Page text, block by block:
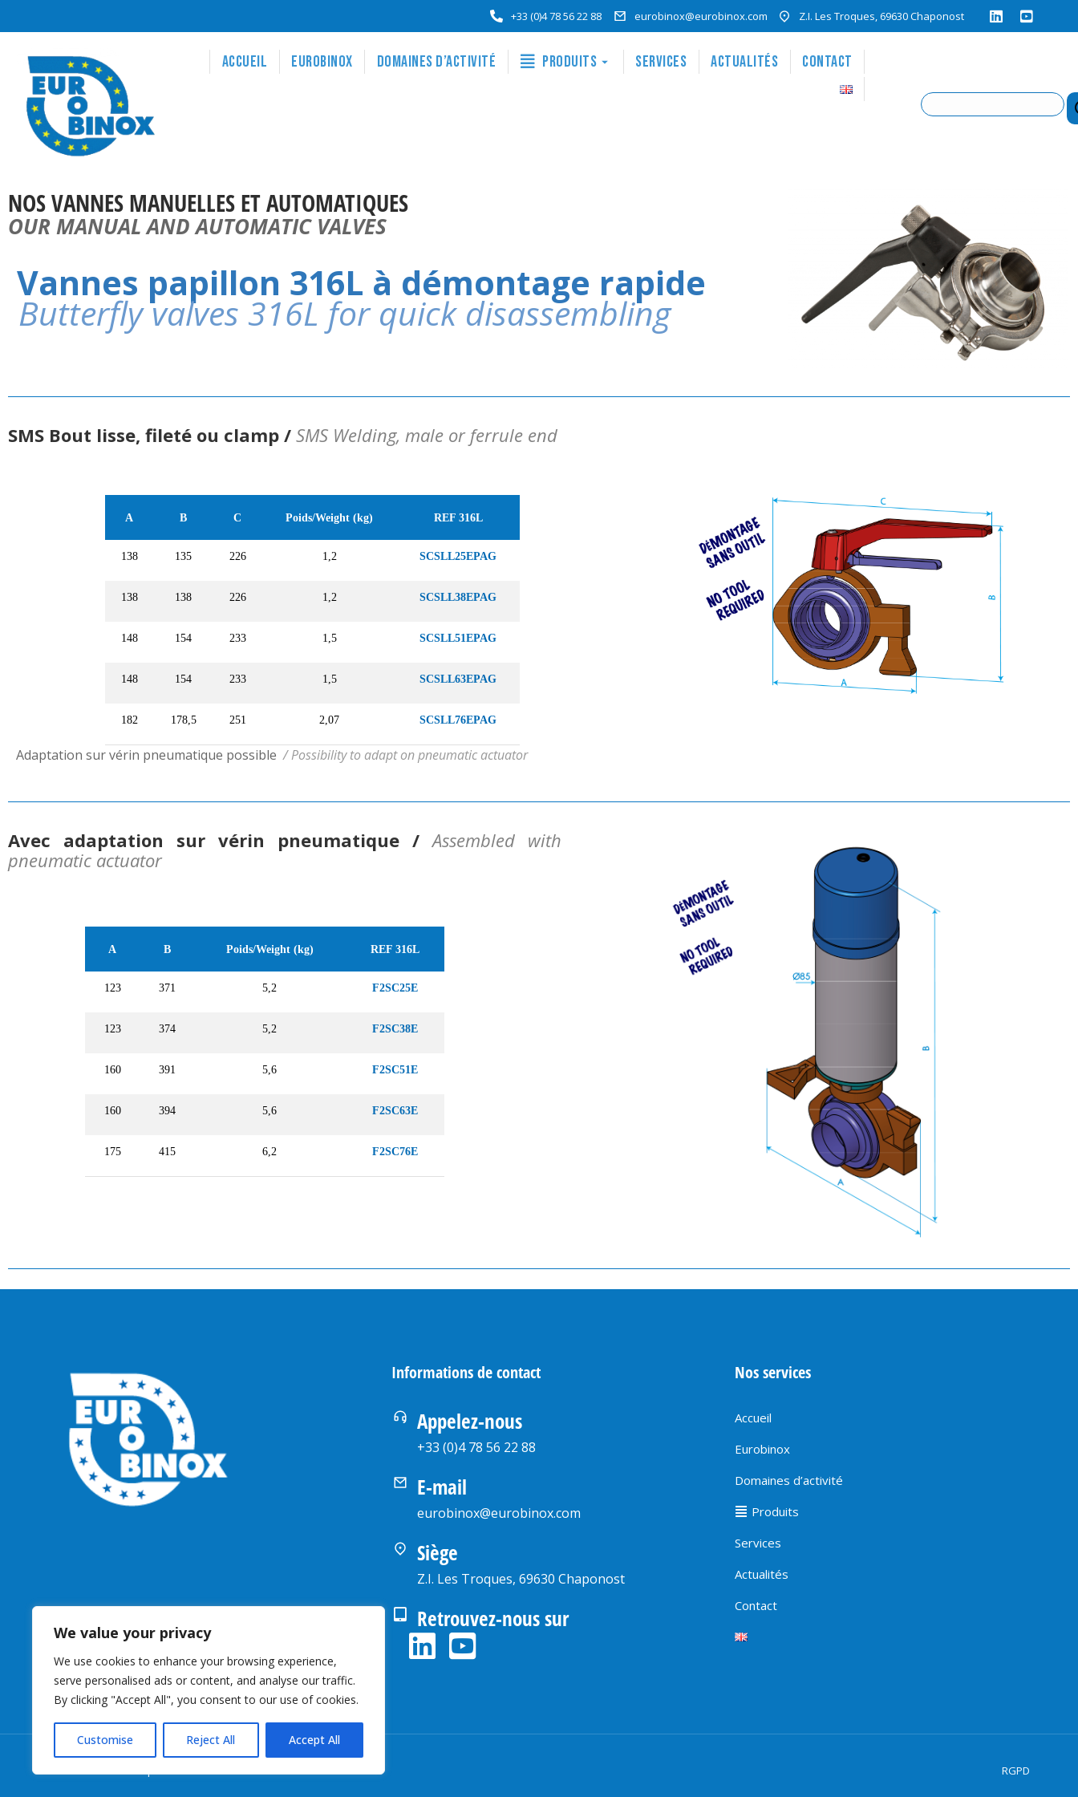
We value your privacy
We use cookies to enhance your browsing experience,
serve personalised ads or content, and analyse our traffic.
By clicking "Accept All", you consent to our use of cookies.
Customise Reject All Accept All
+33 (0)4 78 56 22 88 eurobinox@eurobinox.com Z.I. Les Troques, 69630 Chaponost
Accueil Eurobinox Domaines d’activité Produits Services Actualités Contact
NOS VANNES MANUELLES ET AUTOMATIQUES
OUR MANUAL AND AUTOMATIC VALVES
Vannes papillon 316L à démontage rapide
Butterfly valves 316L for quick disassembling
SMS Bout lisse, fileté ou clamp / SMS Welding, male or ferrule end
A B C Poids/Weight (kg) REF 316L
138 135 226 1,2 SCSLL25EPAG
138 138 226 1,2 SCSLL38EPAG
148 154 233 1,5 SCSLL51EPAG
148 154 233 1,5 SCSLL63EPAG
182 178,5 251 2,07 SCSLL76EPAG
Adaptation sur vérin pneumatique possible/ Possibility to adapt on pneumatic actuator
Avec adaptation sur vérin pneumatique /Assembled with
pneumatic actuator
A B Poids/Weight (kg) REF 316L
123 371 5,2 F2SC25E
123 374 5,2 F2SC38E
160 391 5,6 F2SC51E
160 394 5,6 F2SC63E
175 415 6,2 F2SC76E
Informations de contact
Appelez-nous
+33 (0)4 78 56 22 88
E-mail
eurobinox@eurobinox.com
Siège
Z.I. Les Troques, 69630 Chaponost
Retrouvez-nous sur
Nos services
Accueil
Eurobinox
Domaines d’activité
Produits
Services
Actualités
Contact
RGPD